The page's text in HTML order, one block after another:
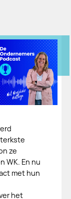
ze
WK. En nu
met hun
het